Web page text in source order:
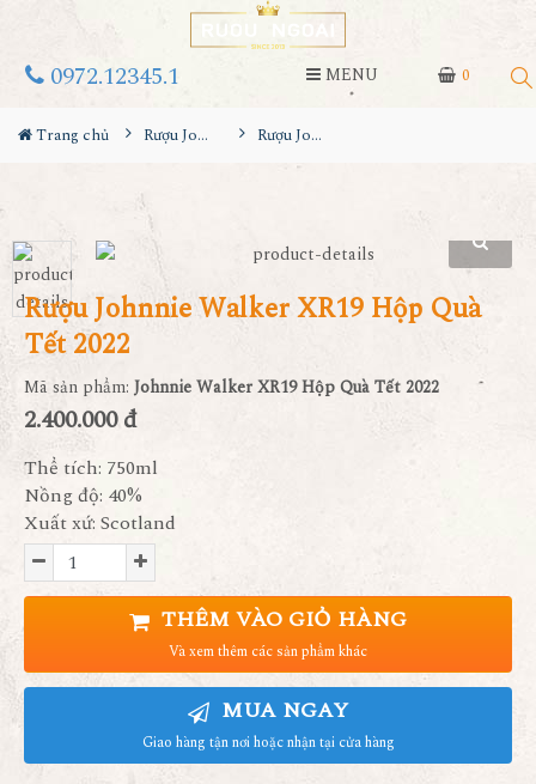
0
0972.12345.1 MENU
Trang chủ Rượu Johnnie walker Rượu Johnnie Walker XR19 Hộp Quà Tết 2022
Rượu Johnnie Walker XR19 Hộp Quà
Tết 2022
Mã sản phẩm: Johnnie Walker XR19 Hộp Quà Tết 2022
2.400.000 đ
Thể tích: 750ml
Nồng độ: 40%
Xuất xứ: Scotland
THÊM VÀO GIỎ HÀNG
Và xem thêm các sản phẩm khác
MUA NGAY
Giao hàng tận nơi hoặc nhận tại cửa hàng